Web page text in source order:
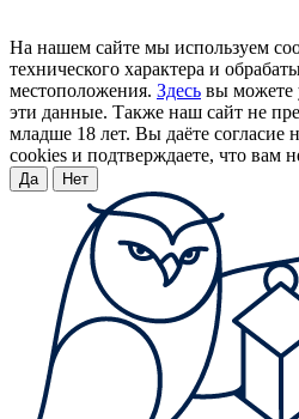
На нашем сайте мы используем
технического характера и
местоположения. Здесь вы можете
эти данные. Также наш сайт не
младше 18 лет. Вы даёте согласие
cookies и подтверждаете, что вам
Да Нет